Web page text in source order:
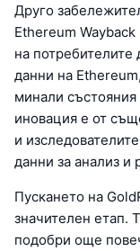
Друго
Ethereum
на потребителите
данни на
минали
иновация е от
и
данни за анализ и
Пускането на
значителен етап.
подобри още